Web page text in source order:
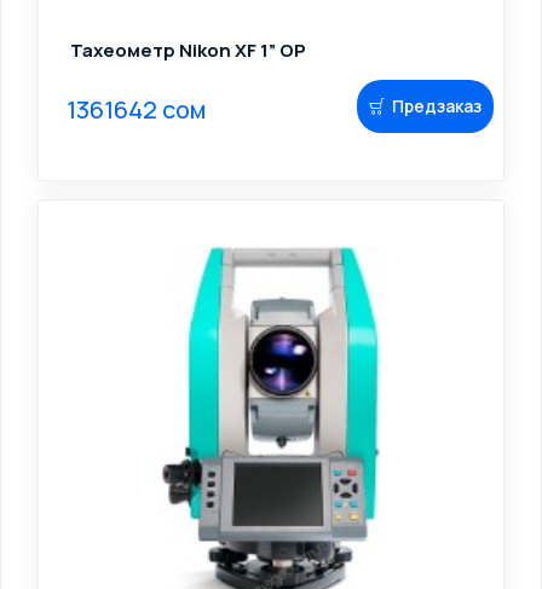
Тахеометр Nikon XF 1” OP
1361642 сом Предзаказ